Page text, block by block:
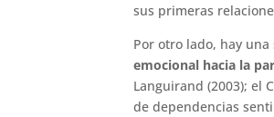
sus primeras
Por otro lado, hay una
emocional hacia la
Languirand (2003); el
de dependencias